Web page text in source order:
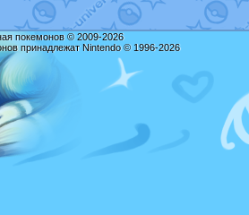
покемонов © 2009-2026
принадлежат Nintendo © 1996-2026